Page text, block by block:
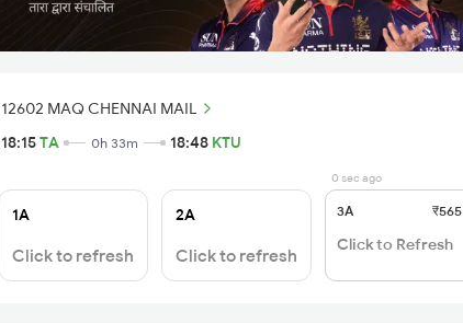
12602 MAQ CHENNAI MAIL
18:15TA 0h 33m 18:48 KTU
1A
Click to refresh
2A
Click to refresh
0 sec ago
3A ₹565
Click to Refresh